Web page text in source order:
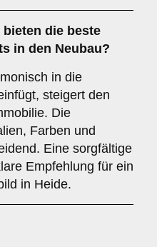
bieten die beste
in den Neubau?
in die
steigert den
Die
Farben und
Eine sorgfältige
Empfehlung für ein
in Heide.